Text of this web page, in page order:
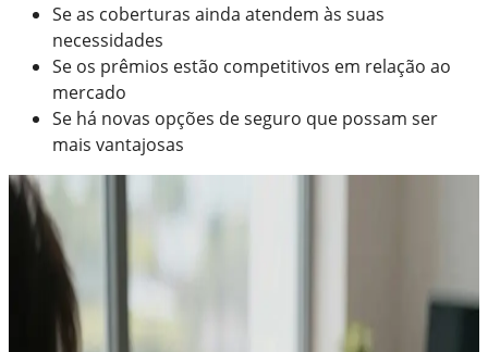
Se as coberturas ainda atendem às suas
necessidades
Se os prêmios estão competitivos em relação ao
mercado
Se há novas opções de seguro que possam ser
mais vantajosas